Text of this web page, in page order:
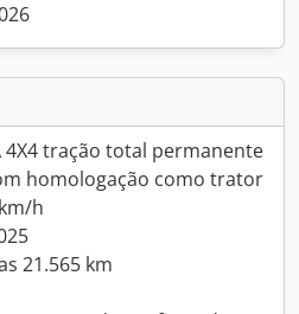
4X4 tração total permanente
homologação como trator
h
21.565 km